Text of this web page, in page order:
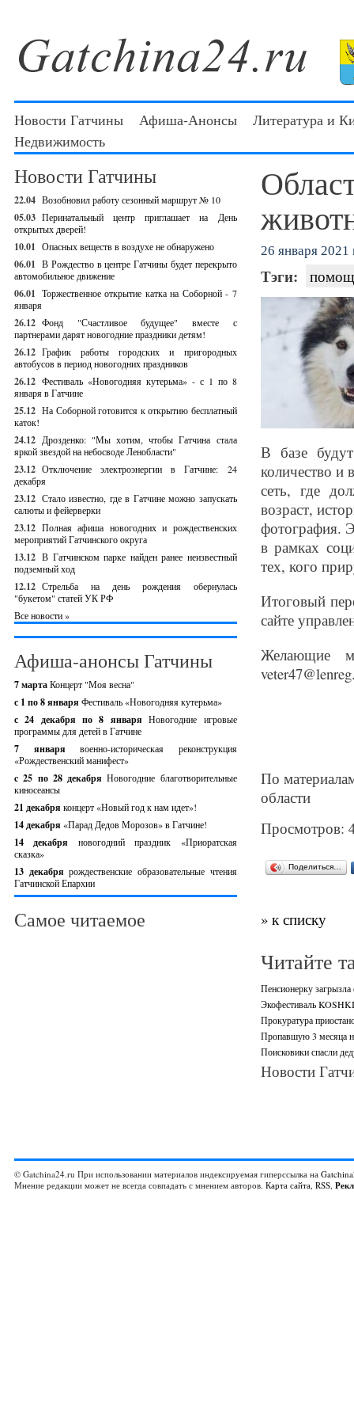
Новости Гатчины Афиша-Анонсы
Литература и
Недвижимость
Новости Гатчины
22.04 Возобновил работу сезонный маршрут № 10
05.03 Перинатальный центр приглашает на День
открытых дверей!
10.01 Опасных веществ в воздухе не обнаружено
06.01 В Рождество в центре Гатчины будет перекрыто
автомобильное движение
06.01 Торжественное открытие катка на Соборной - 7
января
26.12 Фонд "Счастливое будущее" вместе с
партнерами дарят новогодние праздники детям!
26.12 График работы городских и пригородных
автобусов в период новогодних праздников
26.12 Фестиваль «Новогодняя кутерьма» - с 1 по 8
января в Гатчине
25.12 На Соборной готовится к открытию бесплатный
каток!
24.12 Дрозденко: "Мы хотим, чтобы Гатчина стала
яркой звездой на небосводе Ленобласти"
23.12 Отключение электроэнергии в Гатчине: 24
декабря
23.12 Стало известно, где в Гатчине можно запускать
салюты и фейерверки
23.12 Полная афиша новогодних и рождественских
мероприятий Гатчинского округа
13.12 В Гатчинском парке найден ранее неизвестный
подземный ход
12.12 Стрельба на день рождения обернулась
"букетом" статей УК РФ
Все новости »
Афиша-анонсы Гатчины
7 мартаКонцерт "Моя весна"
с 1 по 8 января Фестиваль «Новогодняя кутерьма»
с 24 декабря по 8 январяНовогодние игровые
программы для детей в Гатчине
7 январявоенно-историческая реконструкция
«Рождественский манифест»
c 25 по 28 декабряНовогодние благотворительные
киносеансы
21 декабря концерт «Новый год к нам идет»!
14 декабря «Парад Дедов Морозов» в Гатчине!
14 декабря новогодний праздник «Приоратская
сказка»
13 декабрярождественские образовательные чтения
Гатчинской Епархии
Самое читаемое
26 января 2021
Тэги:
В базе
количество
сеть, где
возраст,
фотография.
в рамках
тех, кого
Итоговый
сайте
Желающие
По
области
Просмотров:
Поделиться…
» к списку
Читайте
Пенсионерку загрызла
Экофестиваль
Прокуратура
Пропавшую 3 месяца
Поисковики спасли
Новости
© Gatchina24.ru При использовании материалов индексируемая гиперссылка на
Мнение редакции может не всегда совпадать с мнением авторов. Карта сайта, RSS,